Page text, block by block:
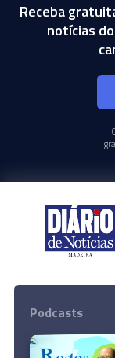
Receba
notícias
Podcasts